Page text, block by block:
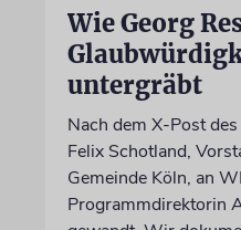
Wie Georg
untergräbt
Nach dem X-Post
Felix Schotland,
Gemeinde Köln, an
Programmdirektorin